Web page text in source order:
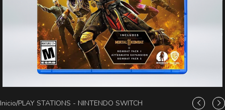
Inicio/PLAY STATIONS - NINTENDO SWITCH